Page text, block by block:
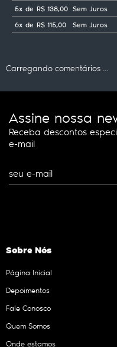
5x de R$ 138,00 Sem Juros
6x de R$ 115,00 Sem Juros
Carregando comentários ...
Assine nossa
Receba descontos
e-mail
Sobre Nós
Página Inicial
Depoimentos
Fale Conosco
Quem Somos
Onde estamos